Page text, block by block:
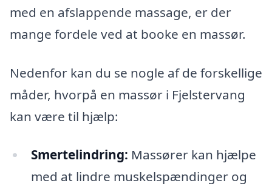
med en afslappende massage, er der
mange fordele ved at booke en massør.
Nedenfor kan du se nogle af de forskellige
måder, hvorpå en massør i Fjelstervang
kan være til hjælp:
Smertelindring: Massører kan hjælpe
med at lindre muskelspændinger og